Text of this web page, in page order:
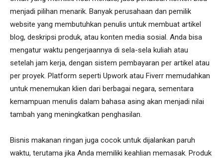
menjadi pilihan menarik. Banyak perusahaan dan pemilik
website yang membutuhkan penulis untuk membuat artikel
blog, deskripsi produk, atau konten media sosial. Anda bisa
mengatur waktu pengerjaannya di sela-sela kuliah atau
setelah jam kerja, dengan sistem pembayaran per artikel atau
per proyek. Platform seperti Upwork atau Fiverr memudahkan
untuk menemukan klien dari berbagai negara, sementara
kemampuan menulis dalam bahasa asing akan menjadi nilai
tambah yang meningkatkan penghasilan.
Bisnis makanan ringan juga cocok untuk dijalankan paruh
waktu, terutama jika Anda memiliki keahlian memasak. Produk